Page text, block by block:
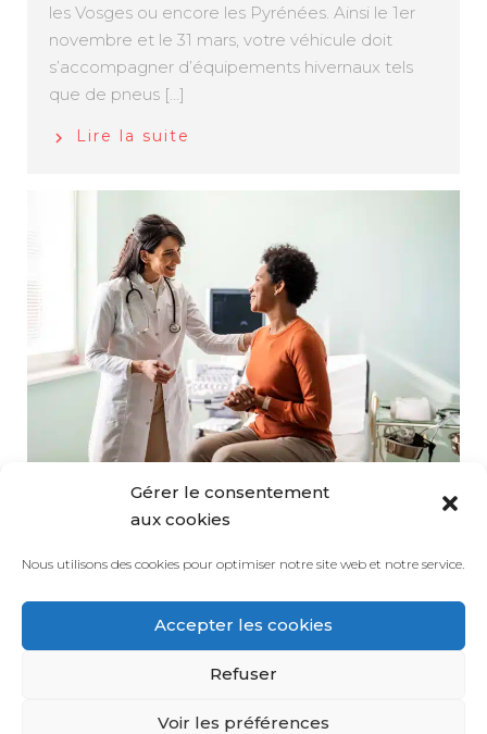
Gérer le consentement
aux cookies
Nous utilisons des cookies pour optimiser notre site web et notre service.
Accepter les cookies
Refuser
Voir les préférences
les Vosges ou encore les Pyrénées. Ainsi le 1er
novembre et le 31 mars, votre véhicule doit
s’accompagner d’équipements hivernaux tels
que de pneus […]
Lire la suite
Changer de médecin traitant : Comment
6 février 2024
Comment changer de médecin traitant :
traitant sont multiples, déménagement, votre
médecin part à la retraite, désaccord… Dans